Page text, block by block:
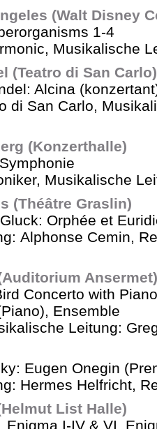
(Walt Disney
1-4
Musikalische
(Teatro di San Carlo)
Alcina
di San Carlo,
(Konzerthalle)
Musikalische
(Théâtre Graslin)
Orphée et
Alphonse Cemin,
Ansermet)
Concerto with
Ensemble
Leitung:
Eugen Onegin
Hermes Helfricht,
List Halle)
Enigma I-IV & VI,